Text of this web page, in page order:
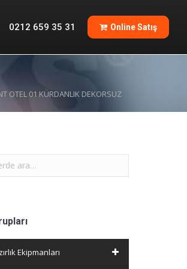
0212 659 35 31 Online Satış
OTEL 01 KÜRDANLIK DEKORSUZ
Ekipmanları
Online Satış